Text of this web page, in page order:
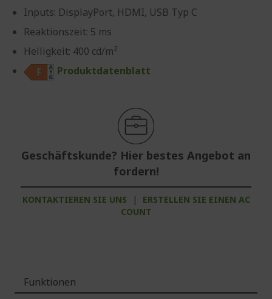
Inputs: DisplayPort, HDMI, USB Typ C
Reaktionszeit: 5 ms
Helligkeit: 400 cd/m²
Produktdatenblatt
Geschäftskunde? Hier bestes Angebot an
fordern!
KONTAKTIEREN SIE UNS |
ERSTELLEN SIE EINEN AC
COUNT
Funktionen